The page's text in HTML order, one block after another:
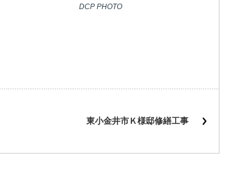
DCP PHOTO
東小金井市Ｋ様邸修繕工事